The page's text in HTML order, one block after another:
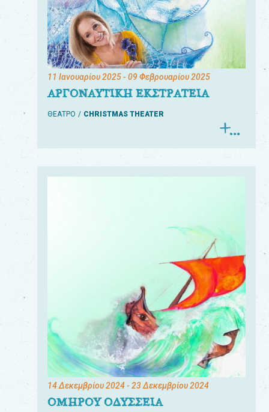
11 Ιανουαρίου 2025- 09 Φεβρουαρίου 2025
ΑΡΓΟΝΑΥΤΙΚΗ ΕΚΣΤΡΑΤΕΙΑ
ΘΕΑΤΡΟ CHRISTMAS THEATER
14 Δεκεμβρίου 2024- 23 Δεκεμβρίου 2024
ΟΜΗΡΟΥ ΟΔΥΣΣΕΙΑ